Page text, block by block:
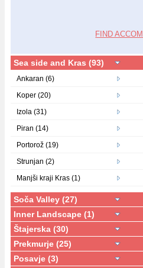
FIND
Sea side and Kras (93)
Ankaran (6)
Koper (20)
Izola (31)
Piran (14)
Portorož (19)
Strunjan (2)
Manjši kraji Kras (1)
Soča Valley (27)
Inner Landscape (1)
Štajerska (30)
Prekmurje (25)
Posavje (3)